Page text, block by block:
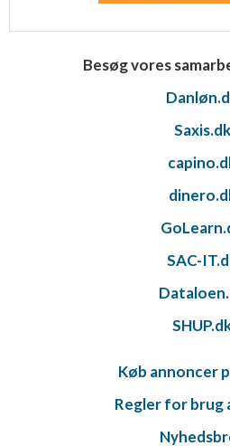
Besøg vores
Saxis.dk
SAC-
Køb annoncer
Regler for brug